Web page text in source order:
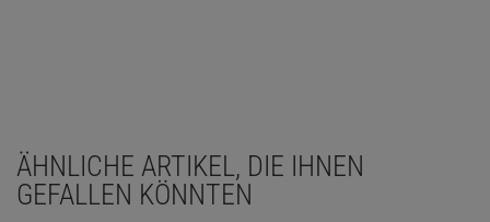
ÄHNLICHE ARTIKEL, DIE IHNEN
GEFALLEN KÖNNTEN